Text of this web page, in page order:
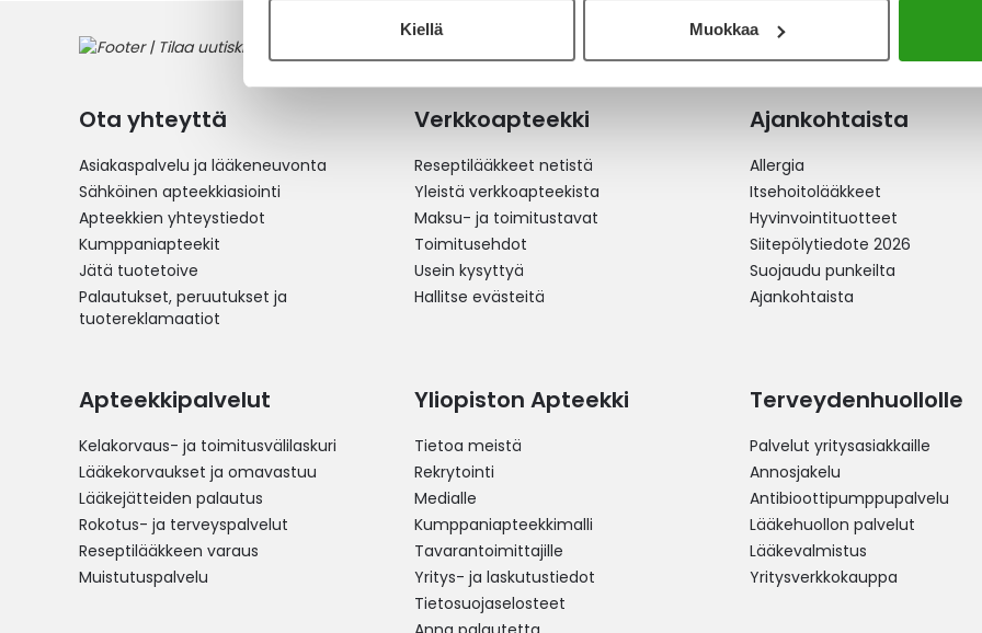
Kiellä Muokkaa
Ota yhteyttä
Asiakaspalvelu ja lääkeneuvonta
Sähköinen apteekkiasiointi
Apteekkien yhteystiedot
Kumppaniapteekit
Jätä tuotetoive
Palautukset, peruutukset ja
tuotereklamaatiot
Verkkoapteekki
Reseptilääkkeet netistä
Yleistä verkkoapteekista
Maksu- ja toimitustavat
Toimitusehdot
Usein kysyttyä
Hallitse evästeitä
Ajankohtaista
Allergia
Itsehoitolääkkeet
Hyvinvointituotteet
Siitepölytiedote 2026
Suojaudu punkeilta
Ajankohtaista
Apteekkipalvelut
Kelakorvaus- ja toimitusvälilaskuri
Lääkekorvaukset ja omavastuu
Lääkejätteiden palautus
Rokotus- ja terveyspalvelut
Reseptilääkkeen varaus
Muistutuspalvelu
Yliopiston Apteekki
Tietoa meistä
Rekrytointi
Medialle
Kumppaniapteekkimalli
Tavarantoimittajille
Yritys- ja laskutustiedot
Tietosuojaselosteet
Terveydenhuollolle
Palvelut yritysasiakkaille
Annosjakelu
Antibioottipumppupalvelu
Lääkehuollon palvelut
Lääkevalmistus
Yritysverkkokauppa